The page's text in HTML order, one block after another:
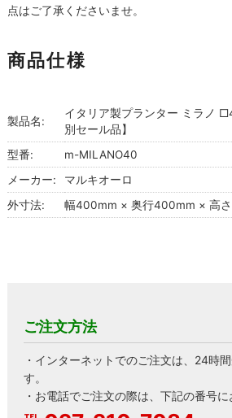
点はご了承くださいませ。
商品仕様
製品名:
イタリア製プランター ミラノ
別セール品】
型番:
m-MILANO40
メーカー:
マルキオーロ
外寸法:
幅400mm × 奥行400mm × 高
ご注文方法
・インターネットでのご注文は、24時
す。
・お電話でご注文の際は、下記の番号に